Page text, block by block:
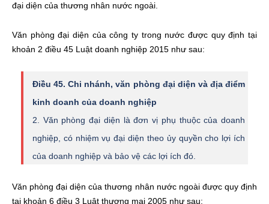
đại diện của thương nhân nước ngoài.
Văn phòng đại diện của công ty trong nước được quy định tại
khoản 2 điều 45 Luật doanh nghiệp 2015 như sau:
Điều 45. Chi nhánh, văn phòng đại diện và địa điểm
kinh doanh của doanh nghiệp
2. Văn phòng đại diện là đơn vị phụ thuộc của doanh
nghiệp, có nhiệm vụ đại diện theo ủy quyền cho lợi ích
của doanh nghiệp và bảo vệ các lợi ích đó.
Văn phòng đại diện của thương nhân nước ngoài được quy định
tại khoản 6 điều 3 Luật thương mại 2005 như sau: